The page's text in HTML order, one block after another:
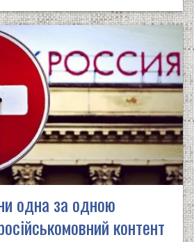
одна за одною
контент